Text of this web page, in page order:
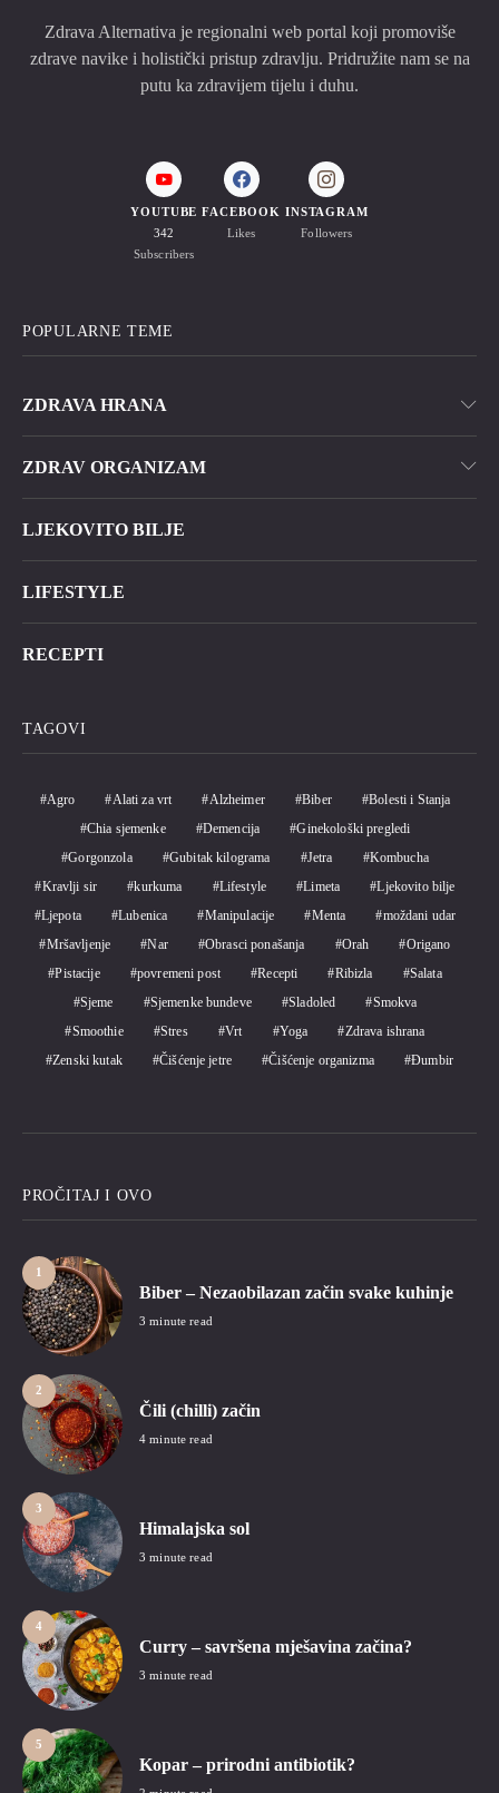
Zdrava Alternativa je regionalni web portal koji promoviše
zdrave navike i holistički pristup zdravlju. Pridružite nam se na
putu ka zdravijem tijelu i duhu.
YOUTUBE
342
Subscribers
FACEBOOK
Likes
INSTAGRAM
Followers
POPULARNE TEME
ZDRAVA HRANA
ZDRAV ORGANIZAM
LJEKOVITO BILJE
LIFESTYLE
RECEPTI
TAGOVI
Agro Alati za vrt Alzheimer Biber
Bolesti i Stanja
Chia sjemenke
Demencija
Ginekološki pregledi
Gorgonzola
Gubitak kilograma Jetra
Kombucha
Kravlji sir
kurkuma Lifestyle Limeta
Ljekovito bilje
Ljepota
Lubenica Manipulacije Menta
moždani udar
Mršavljenje
Nar Obrasci ponašanja Orah
Origano
Pistacije
povremeni post Recepti Ribizla
Salata
Sjeme
Sjemenke bundeve Sladoled
Smokva
Smoothie
Stres Vrt Yoga
Zdrava ishrana
Zenski kutak
Čišćenje jetre Čišćenje organizma Đumbir
PROČITAJ I OVO
1
Biber – Nezaobilazan začin svake kuhinje
3 minute read
2
Čili (chilli) začin
4 minute read
3
Himalajska sol
3 minute read
4
Curry – savršena mješavina začina?
3 minute read
5
Kopar – prirodni antibiotik?